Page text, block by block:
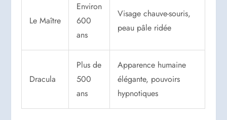
Le Maître
Environ
600
ans
Visage chauve-souris,
peau pâle ridée
Dracula
Plus de
500
ans
Apparence humaine
élégante, pouvoirs
hypnotiques